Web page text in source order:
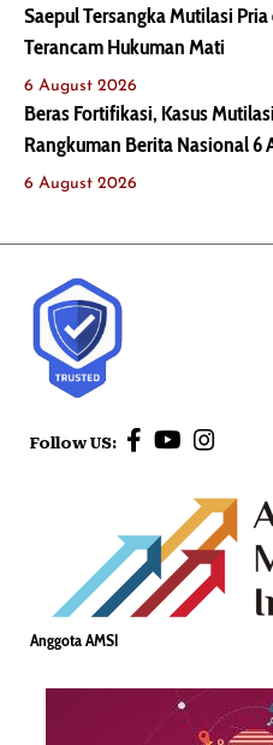
Saepul Tersangka Mutilasi
Terancam Hukuman Mati
6 August 2026
Beras Fortifikasi, Kasus
Rangkuman Berita Nasional 6
6 August 2026
Follow US:
Anggota AMSI